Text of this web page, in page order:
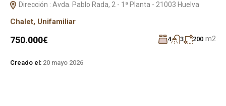
Dirección : Avda. Pablo Rada, 2 - 1ª Planta - 21003 Huelva
Chalet, Unifamiliar
750.000€ 4 3 200 m2
Creado el: 20 mayo 2026